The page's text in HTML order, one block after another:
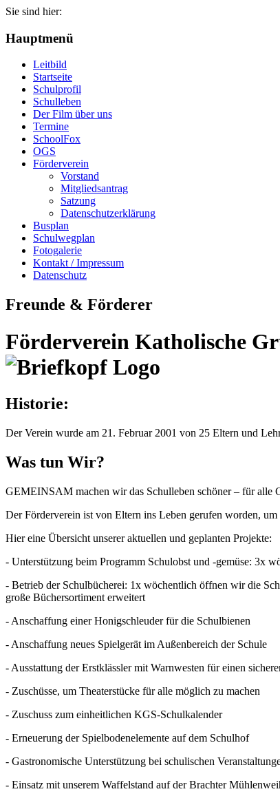
Sie sind hier:
Hauptmenü
Leitbild
Startseite
Schulprofil
Schulleben
Der Film über uns
Termine
SchoolFox
OGS
Förderverein
Vorstand
Mitgliedsantrag
Satzung
Datenschutzerklärung
Busplan
Schulwegplan
Fotogalerie
Kontakt / Impressum
Datenschutz
Freunde & Förderer
Förderverein
Historie:
Der Verein wurde am 21. Februar 2001 von 25 Eltern und
Was tun Wir?
GEMEINSAM machen wir das Schulleben schöner – für alle
Der Förderverein ist von Eltern ins Leben gerufen worden,
Hier eine Übersicht unserer aktuellen und geplanten Projekte:
- Unterstützung beim Programm Schulobst und -gemüse: 3x
- Betrieb der Schulbücherei: 1x wöchentlich öffnen wir die
große Büchersortiment erweitert
- Anschaffung einer Honigschleuder für die Schulbienen
- Anschaffung neues Spielgerät im Außenbereich der Schule
- Ausstattung der Erstklässler mit Warnwesten für einen
- Zuschüsse, um Theaterstücke für alle möglich zu machen
- Zuschuss zum einheitlichen KGS-Schulkalender
- Erneuerung der Spielbodenelemente auf dem Schulhof
- Gastronomische Unterstützung bei schulischen
- Einsatz mit unserem Waffelstand auf der Brachter
Jahr
Monat
Jahr
Monat